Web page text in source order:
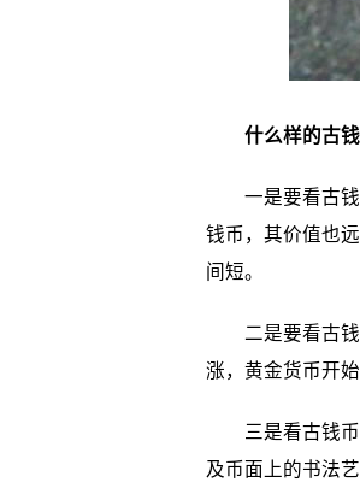
什么样的古钱
一是要看古钱
钱币，其价值也
间短。
二是要看古钱
涨，黄金货币开
三是看古钱币
及币面上的书法